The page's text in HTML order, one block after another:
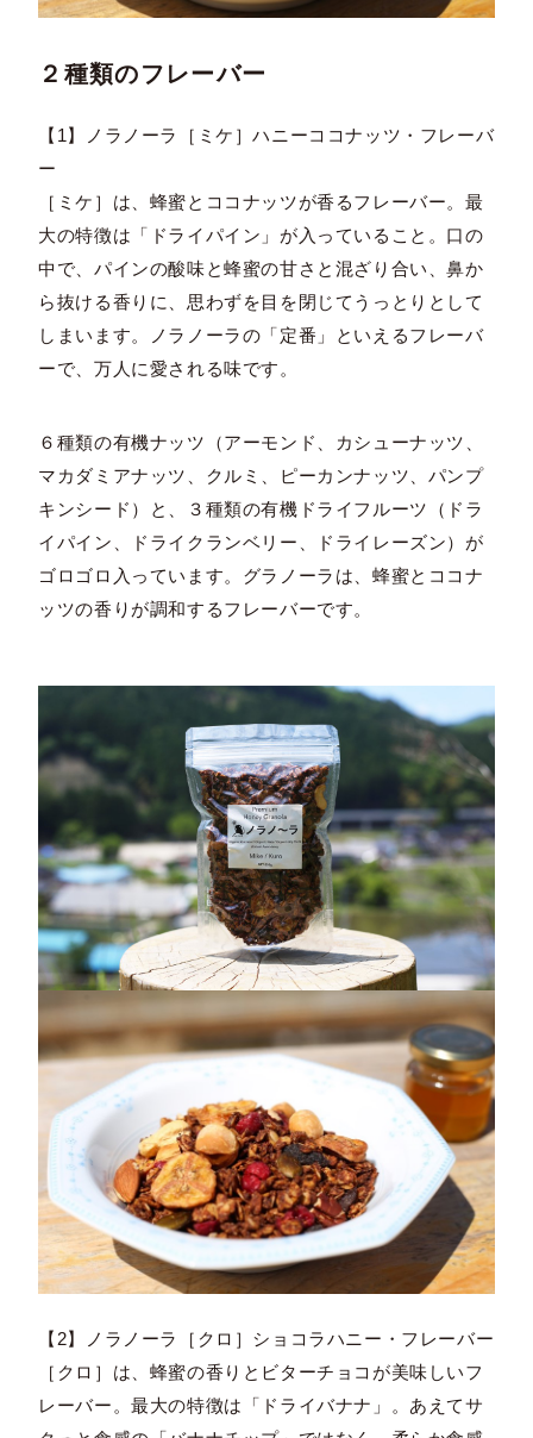
２種類のフレーバー
【1】ノラノーラ［ミケ］ハニーココナッツ・フレーバ
ー
［ミケ］は、蜂蜜とココナッツが香るフレーバー。最
大の特徴は「ドライパイン」が入っていること。口の
中で、パインの酸味と蜂蜜の甘さと混ざり合い、鼻か
ら抜ける香りに、思わずを目を閉じてうっとりとして
しまいます。ノラノーラの「定番」といえるフレーバ
ーで、万人に愛される味です。
６種類の有機ナッツ（アーモンド、カシューナッツ、
マカダミアナッツ、クルミ、ピーカンナッツ、パンプ
キンシード）と、３種類の有機ドライフルーツ（ドラ
イパイン、ドライクランベリー、ドライレーズン）が
ゴロゴロ入っています。グラノーラは、蜂蜜とココナ
ッツの香りが調和するフレーバーです。
【2】ノラノーラ［クロ］ショコラハニー・フレーバー
［クロ］は、蜂蜜の香りとビターチョコが美味しいフ
レーバー。最大の特徴は「ドライバナナ」。あえてサ